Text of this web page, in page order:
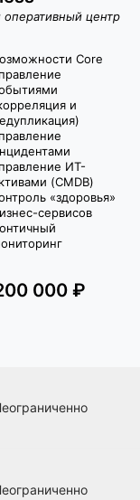
центр
Core
и
ИТ-
(CMDB)
«здоровья»
сервисов
000 ₽